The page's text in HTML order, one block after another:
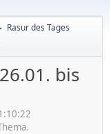
Rasur des Tages
bis